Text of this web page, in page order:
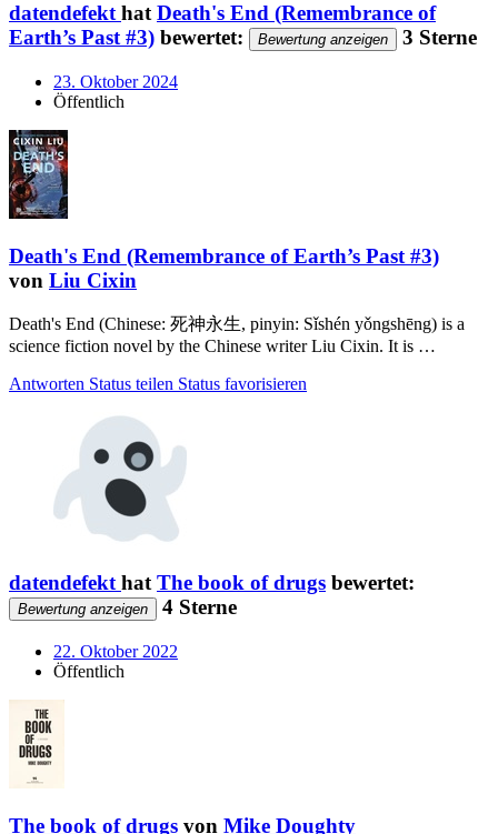
datendefekt hatDeath's End (Remembrance of
Earth’s Past #3) bewertet: Bewertung anzeigen 3 Sterne
23. Oktober 2024
Öffentlich
Death's End (Remembrance of Earth’s Past #3)
von Liu Cixin
Death's End (Chinese: 死神永生, pinyin: Sǐshén yǒngshēng) is a
science fiction novel by the Chinese writer Liu Cixin. It is …
Antworten Status teilen Status favorisieren
datendefekt hat The book of drugs bewertet:
Bewertung anzeigen 4 Sterne
22. Oktober 2022
Öffentlich
The book of drugs von Mike Doughty